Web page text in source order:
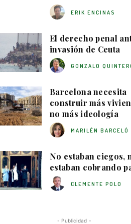
ERIK ENCINAS
El derecho penal
invasión de Ceuta
GONZALO
Barcelona necesita
construir más
no más ideología
MARILÉN BARCELÓ
No estaban ciegos,
estaban cobrando
CLEMENTE POLO
- Publicidad -